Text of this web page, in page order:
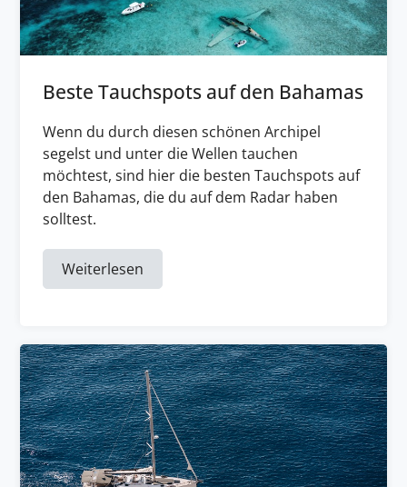
Beste Tauchspots auf den Bahamas
Wenn du durch diesen schönen Archipel
segelst und unter die Wellen tauchen
möchtest, sind hier die besten Tauchspots auf
den Bahamas, die du auf dem Radar haben
solltest.
Weiterlesen